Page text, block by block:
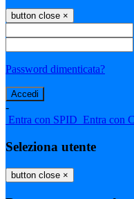
button close ×
Password dimenticata?
-
Entra con SPID Entra con
Seleziona utente
button close ×